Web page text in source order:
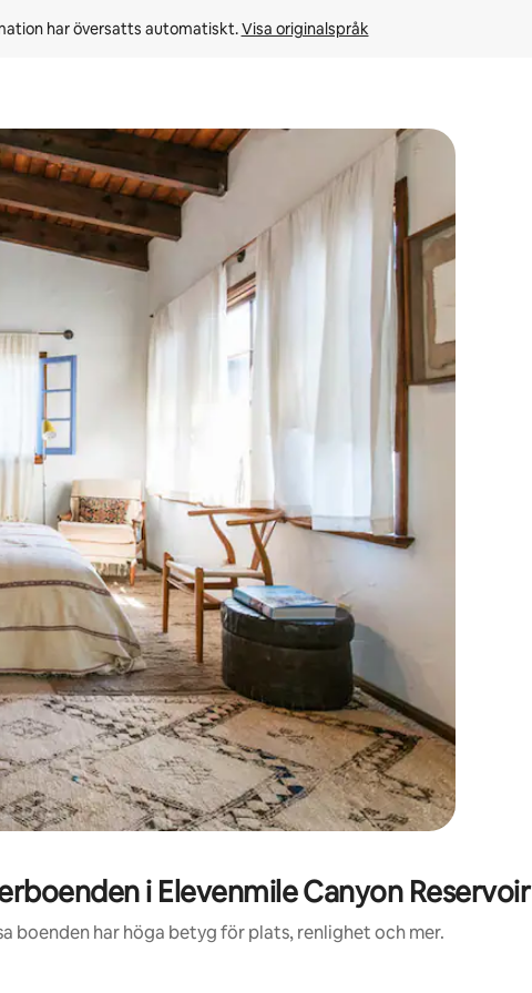
har översatts automatiskt. Visa originalspråk
eller utforska genom att trycka eller svepa.
i Elevenmile Canyon Reservoir
boenden har höga betyg för plats, renlighet och mer.